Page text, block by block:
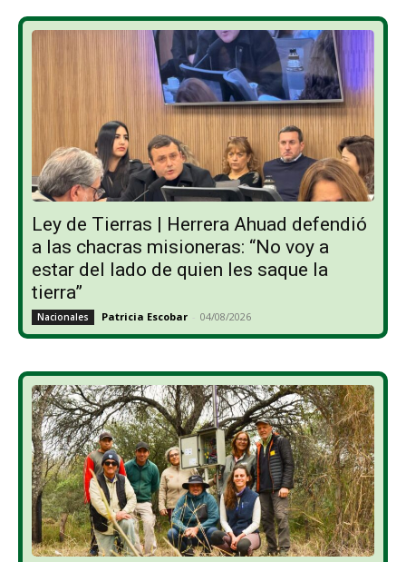
Ley de Tierras | Herrera Ahuad defendió
a las chacras misioneras: “No voy a
estar del lado de quien les saque la
tierra”
Nacionales Patricia Escobar - 04/08/2026